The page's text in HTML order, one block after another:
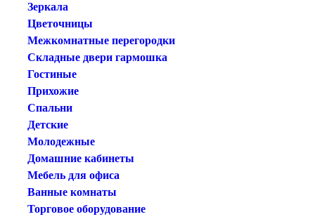
Зеркала
Цветочницы
Межкомнатные перегородки
Складные двери гармошка
Гостиные
Прихожие
Спальни
Детские
Молодежные
Домашние кабинеты
Мебель для офиса
Ванные комнаты
Торговое оборудование